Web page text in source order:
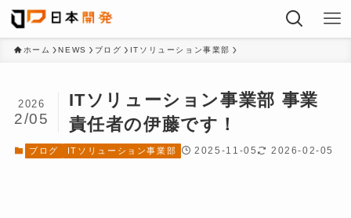
ホーム NEWS ブログ ITソリューション事業部
ITソリューション事業部 事業
責任者の伊藤です！
2026
2/05
ブログ ITソリューション事業部 2025-11-05 2026-02-05